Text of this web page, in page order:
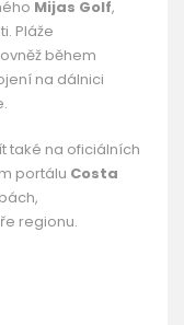
Mijas Golf,
Pláže
během
na dálnici
také na oficiálních
portálu Costa
regionu.